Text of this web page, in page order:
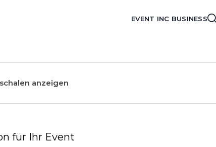
EVENT INC BUSINESS
anzeigen
für Ihr Event